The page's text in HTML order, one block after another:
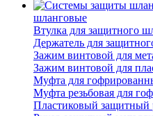
шланговые
Втулка для защитного
Держатель для
Зажим винтовой для
Зажим винтовой для
Муфта для
Муфта резьбовая для
Пластиковый защитный